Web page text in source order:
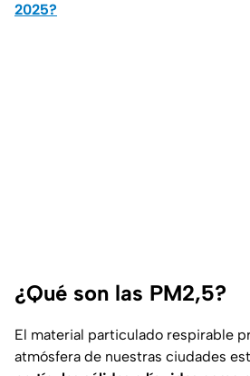
2025?
¿Qué son las PM2,5?
El material particulado respirable
atmósfera de nuestras ciudades